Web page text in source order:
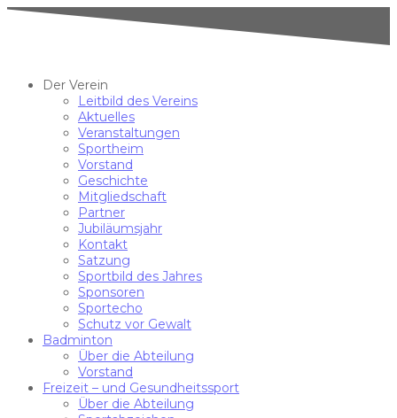
Der Verein
Leitbild des Vereins
Aktuelles
Veranstaltungen
Sportheim
Vorstand
Geschichte
Mitgliedschaft
Partner
Jubiläumsjahr
Kontakt
Satzung
Sportbild des Jahres
Sponsoren
Sportecho
Schutz vor Gewalt
Badminton
Über die Abteilung
Vorstand
Freizeit – und Gesundheitssport
Über die Abteilung